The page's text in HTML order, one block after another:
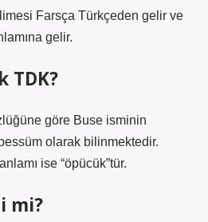
Farsça Türkçeden gelir ve
gelir.
TDK?
göre Buse isminin
olarak bilinmektedir.
ise “öpücük”tür.
mi?